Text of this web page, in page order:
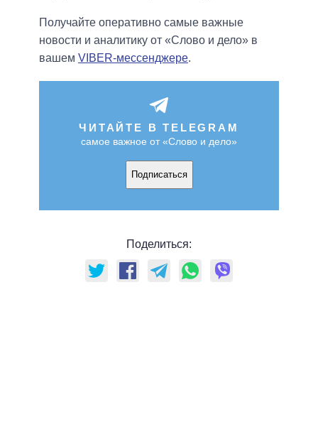
Получайте оперативно самые важные
новости и аналитику от «Слово и дело» в
вашем VIBER-мессенджере.
ЧИТАЙТЕ В TELEGRAM
самое важное от «Слово и дело»
Подписаться
Поделиться: